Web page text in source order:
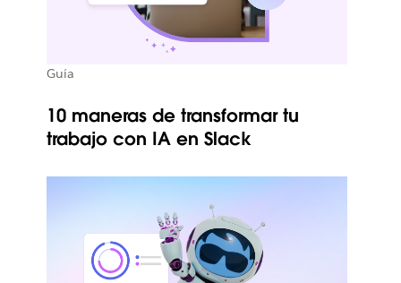
Guía
10 maneras de transformar tu
trabajo con IA en Slack